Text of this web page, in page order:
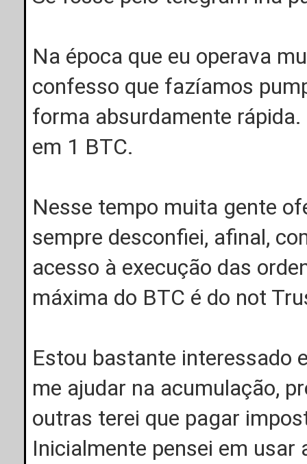
Na época que eu operava
confesso que fazíamos
forma absurdamente
em 1 BTC.
Nesse tempo muita gente
sempre desconfiei, afinal,
acesso à execução das
máxima do BTC é do not
Estou bastante interessado
me ajudar na acumulação,
outras terei que pagar
Inicialmente pensei em usar